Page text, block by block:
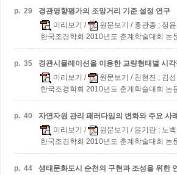
p. 29
경관영향평가의 조망거리 기준 설정 연구
미리보기 / 원문보기 / 홍관종 ; 정
한국조경학회 2010년도 춘계학술대회 논
p. 35 경관시뮬레이션을 이용한 교량형태별 시
미리보기 / 원문보기 / 천현진 ; 김
한국조경학회 2010년도 춘계학술대회 논
p. 40
자연자원 관리 패러다임의 변화와 주요 사
미리보기 / 원문보기 / 윤기란 ; 노
한국조경학회 2010년도 춘계학술대회 논
p. 44 생태문화도시 순천의 구현과 조성을 위한